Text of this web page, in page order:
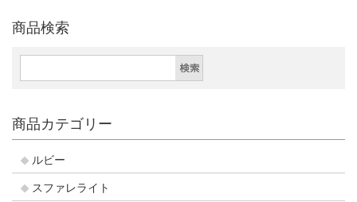
商品検索
商品カテゴリー
ルビー
スファレライト